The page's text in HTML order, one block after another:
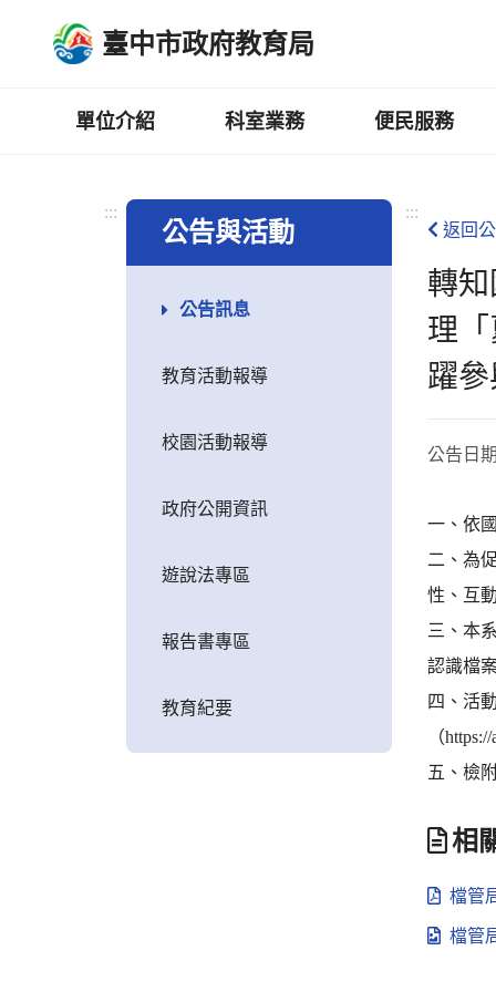
臺中市政府教育局
單位介紹 科室業務 便民服務
:::
公告與活動
公告訊息
教育活動報導
校園活動報導
政府公開資訊
遊說法專區
報告書專區
教育紀要
:::
返回
轉
理
躍
公告日
一、依
二、為
性、互
三、本
認識檔
四、活
（
五、檢
相
檔管
檔管